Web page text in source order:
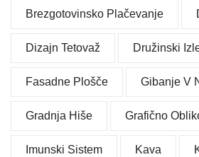
Brezgotovinsko Plačevanje
Dizajn Tetovaž Družinski
Fasadne Plošče Gibanje V
Gradnja Hiše Grafično
Imunski Sistem Kava